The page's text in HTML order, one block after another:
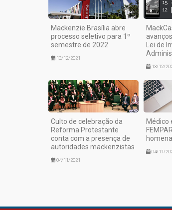
Mackenzie Brasília abre
processo seletivo para 1º
semestre de 2022
13/12/2021
Lei de
13/12/
Culto de celebração da
Reforma Protestante
conta com a presença de
autoridades mackenzistas
04/11/2021
Médico
04/11/